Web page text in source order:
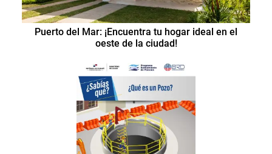
Puerto del Mar: ¡Encuentra tu hogar ideal en el
oeste de la ciudad!